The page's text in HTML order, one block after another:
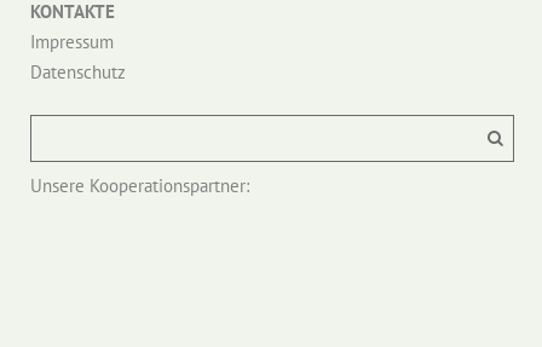
KONTAKTE
Impressum
Datenschutz
Unsere Kooperationspartner: